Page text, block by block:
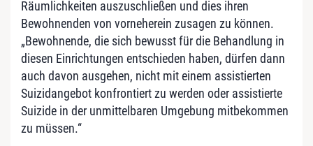
Räumlichkeiten auszuschließen und dies ihren
Bewohnenden von vorneherein zusagen zu können.
„Bewohnende, die sich bewusst für die Behandlung in
diesen Einrichtungen entschieden haben, dürfen dann
auch davon ausgehen, nicht mit einem assistierten
Suizidangebot konfrontiert zu werden oder assistierte
Suizide in der unmittelbaren Umgebung mitbekommen
zu müssen.“